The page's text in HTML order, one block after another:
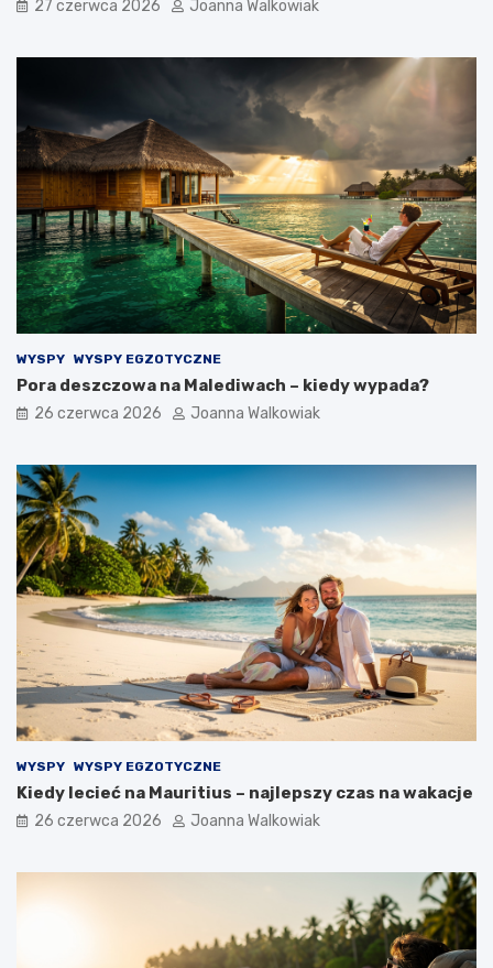
27 czerwca 2026 Joanna Walkowiak
WYSPY WYSPY EGZOTYCZNE
Pora deszczowa na Malediwach – kiedy wypada?
26 czerwca 2026 Joanna Walkowiak
WYSPY WYSPY EGZOTYCZNE
Kiedy lecieć na Mauritius – najlepszy czas na wakacje
26 czerwca 2026 Joanna Walkowiak